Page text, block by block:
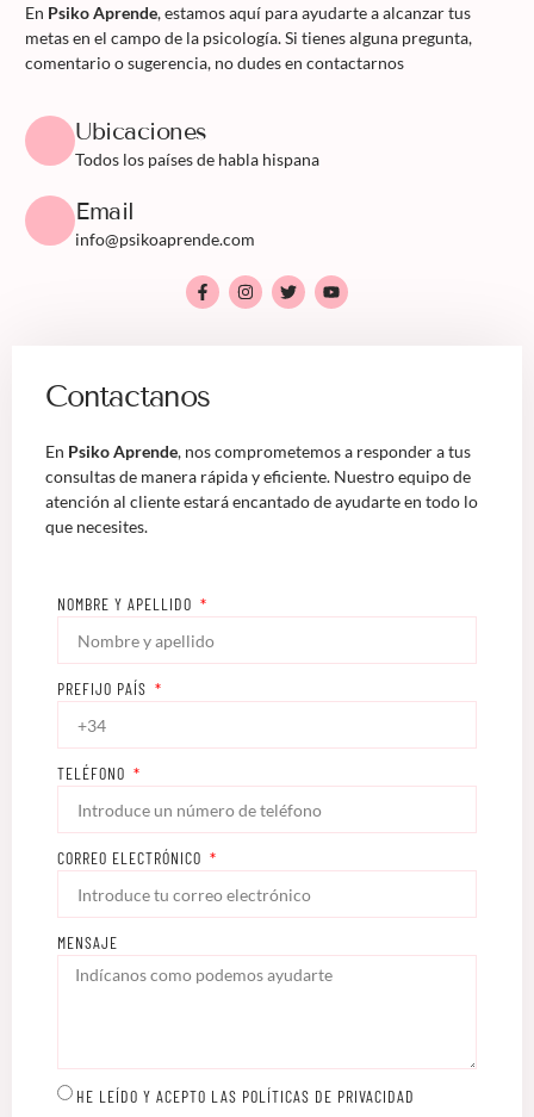
En Psiko Aprende, estamos aquí para ayudarte a alcanzar tus
metas en el campo de la psicología. Si tienes alguna pregunta,
comentario o sugerencia, no dudes en contactarnos
Ubicaciones
Todos los países de habla hispana
Email
info@psikoaprende.com
Contactanos
En Psiko Aprende, nos comprometemos a responder a tus
consultas de manera rápida y eficiente. Nuestro equipo de
atención al cliente estará encantado de ayudarte en todo lo
que necesites.
NOMBRE Y APELLIDO
PREFIJO PAÍS
TELÉFONO
CORREO ELECTRÓNICO
MENSAJE
HE LEÍDO Y ACEPTO LAS POLÍTICAS DE PRIVACIDAD